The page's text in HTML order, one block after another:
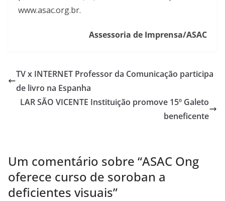
www.asac.org.br.
Assessoria de Imprensa/ASAC
TV x INTERNET Professor da Comunicação participa
de livro na Espanha
LAR SÃO VICENTE Instituição promove 15º Galeto
beneficente
Um comentário sobre “ASAC Ong
oferece curso de soroban a
deficientes visuais”